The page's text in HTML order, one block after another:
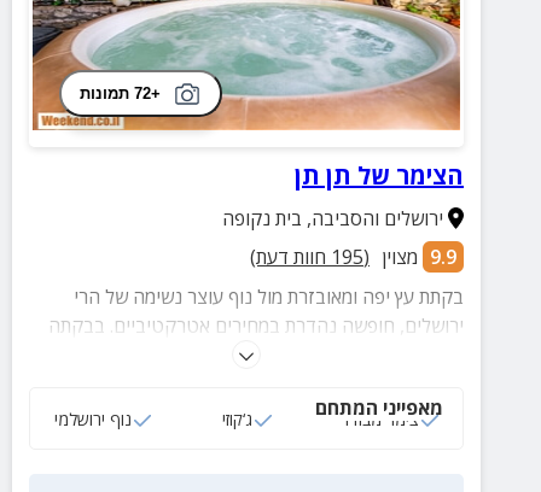
+72 תמונות
הצימר של תן תן
ירושלים והסביבה, בית נקופה
9.9 מצוין (
195 חוות דעת)
בקתת עץ יפה ומאובזרת מול נוף עוצר נשימה של הרי
ירושלים, חופשה נהדרת במחירים אטרקטיביים. בבקתה
רהיטים וחפצי נוי ברוח המקום לצד חצר מטופחת עם
מאפייני המתחם
צימר מבודד ג‘קוזי נוף ירושלמי